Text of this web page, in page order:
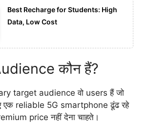
Best Recharge for Students: High
Data, Low Cost
कौन हैं?
target audience वो users हैं जो
एक reliable 5G smartphone ढूंढ रहे
price नहीं देना चाहते।